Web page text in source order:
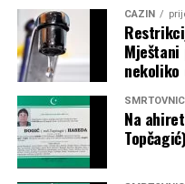
Karate klub
Objavljivanjem kompletne
put dobila detaljan uvid u
sredstava za sport.
kriterijima određeni
obrazloženje
CAZIN
Mještani
nekoliko
Na